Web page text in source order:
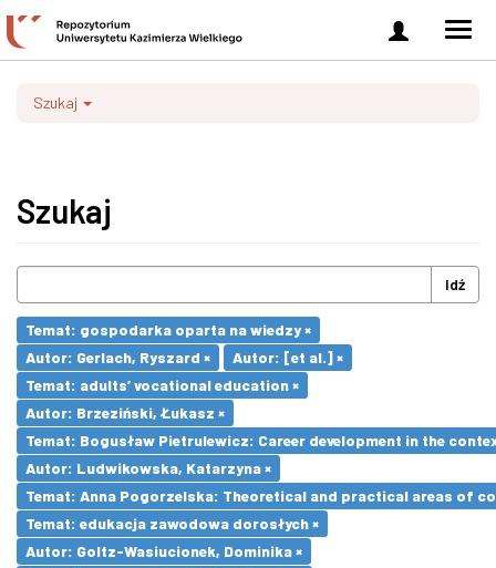
Zaloguj
się
Szukaj
Szukaj
Idź
Temat: gospodarka oparta na wiedzy ×
Autor: Gerlach, Ryszard ×
Autor: [et al.] ×
Temat: adults’ vocational education ×
Autor: Brzeziński, Łukasz ×
Temat: Bogusław Pietrulewicz: Career development in the
Autor: Ludwikowska, Katarzyna ×
Temat: Anna Pogorzelska: Theoretical and practical areas of
Temat: edukacja zawodowa dorosłych ×
Autor: Goltz-Wasiucionek, Dominika ×